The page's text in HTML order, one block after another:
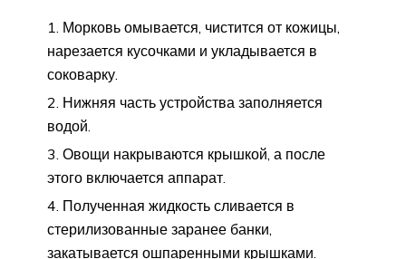
Морковь омывается, чистится от кожицы,
нарезается кусочками и укладывается в
соковарку.
Нижняя часть устройства заполняется
водой.
Овощи накрываются крышкой, а после
этого включается аппарат.
Полученная жидкость сливается в
стерилизованные заранее банки,
закатывается ошпаренными крышками.